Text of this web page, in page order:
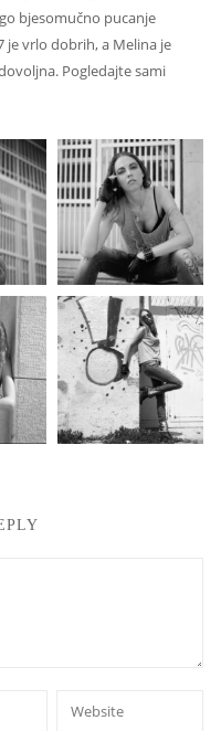
bjesomučno pucanje
je vrlo dobrih, a Melina je
Pogledajte sami
Website